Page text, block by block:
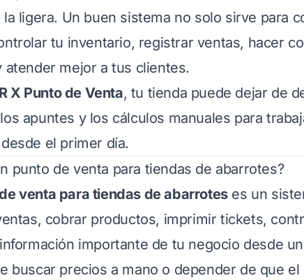
ligera. Un buen sistema no solo sirve para
tu inventario, registrar ventas, hacer
atender mejor a tus clientes.
X Punto de Venta, tu tienda puede dejar de
apuntes y los cálculos manuales para
el primer día.
punto de venta para tiendas de abarrotes?
venta para tiendas de abarroteses un
cobrar productos, imprimir tickets,
importante de tu negocio desde
buscar precios a mano o depender de que